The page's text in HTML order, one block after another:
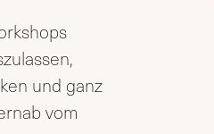
und ganz
vom